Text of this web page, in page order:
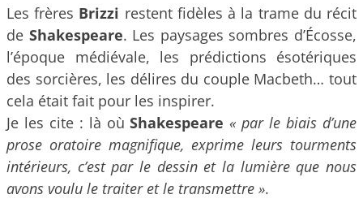
Les frères Brizzi restent fidèles à la trame du récit
de Shakespeare. Les paysages sombres d’Écosse,
l’époque médiévale, les prédictions ésotériques
des sorcières, les délires du couple Macbeth… tout
cela était fait pour les inspirer.
Je les cite : là oùShakespeare « par le biais d’une
prose oratoire magnifique, exprime leurs tourments
intérieurs, c’est par le dessin et la lumière que nous
avons voulu le traiter et le transmettre ».